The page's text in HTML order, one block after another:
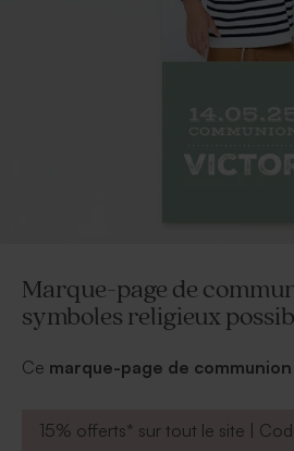
Marque-page de
symboles religieux
Ce marque-page de communion
100% personnalisablecar il
15% offerts* sur tout le site |